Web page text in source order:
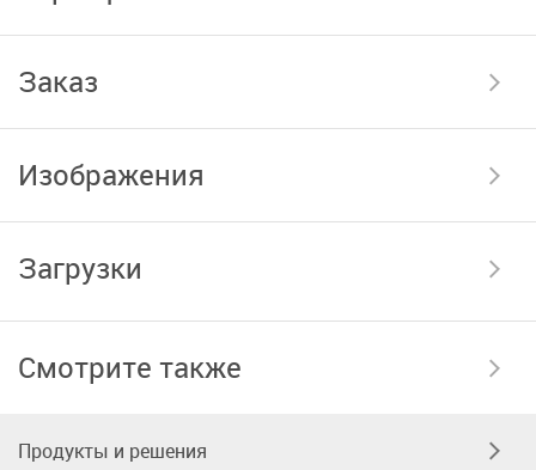
Заказ
Изображения
Загрузки
Смотрите также
Продукты и решения